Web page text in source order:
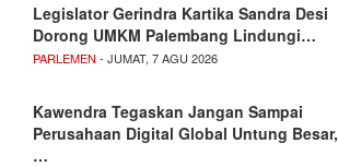
Legislator Gerindra Kartika Sandra Desi
Dorong UMKM Palembang Lindungi…
PARLEMEN - JUMAT, 7 AGU 2026
Kawendra Tegaskan Jangan Sampai
Perusahaan Digital Global Untung Besar,
…